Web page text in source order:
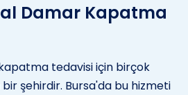
Damar Kapatma
tedavisi için birçok
şehirdir. Bursa'da bu hizmeti